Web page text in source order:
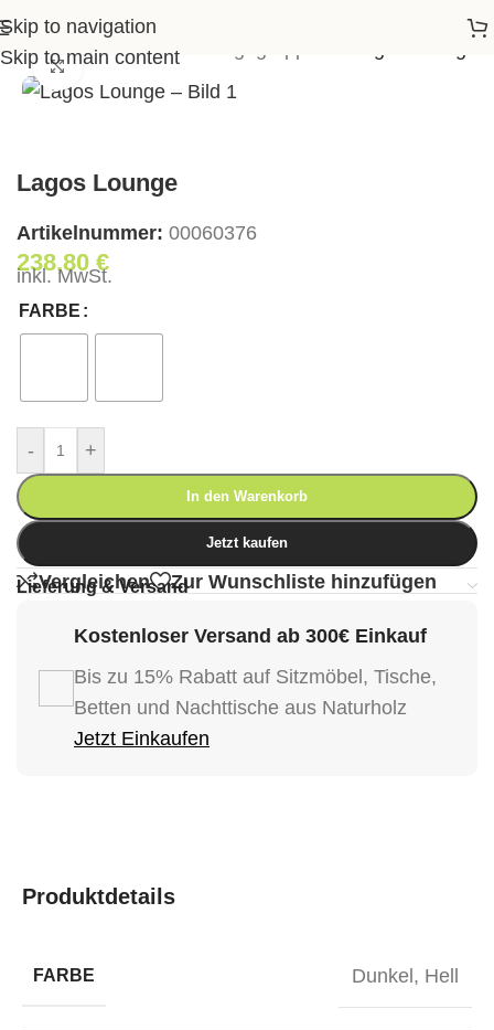
Skip to navigation
Skip to main content
>Shop>Garten>
Klick zum Vergrößern
Lagos Lounge
Artikelnummer: 00060376
238,80€
inkl. MwSt.
FARBE
- +
In den Warenkorb
Jetzt kaufen
Vergleichen Zur Wunschliste hinzufügen
Lieferung & Versand
Kostenloser Versand ab 300€ Einkauf
Bis zu 15% Rabatt auf Sitzmöbel, Tische,
Betten und Nachttische aus Naturholz
Jetzt Einkaufen
Produktdetails
FARBE Dunkel , Hell